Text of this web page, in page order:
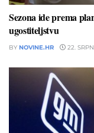
Sezona ide prema
ugostiteljstvu
BY NOVINE.HR 22.